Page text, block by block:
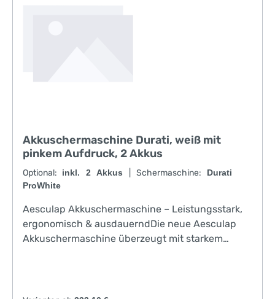
Akkuschermaschine Durati, weiß mit
pinkem Aufdruck, 2 Akkus
Optional: inkl. 2 Akkus Schermaschine: Durati
ProWhite
Aesculap Akkuschermaschine – Leistungsstark,
ergonomisch & ausdauerndDie neue Aesculap
Akkuschermaschine überzeugt mit starkem